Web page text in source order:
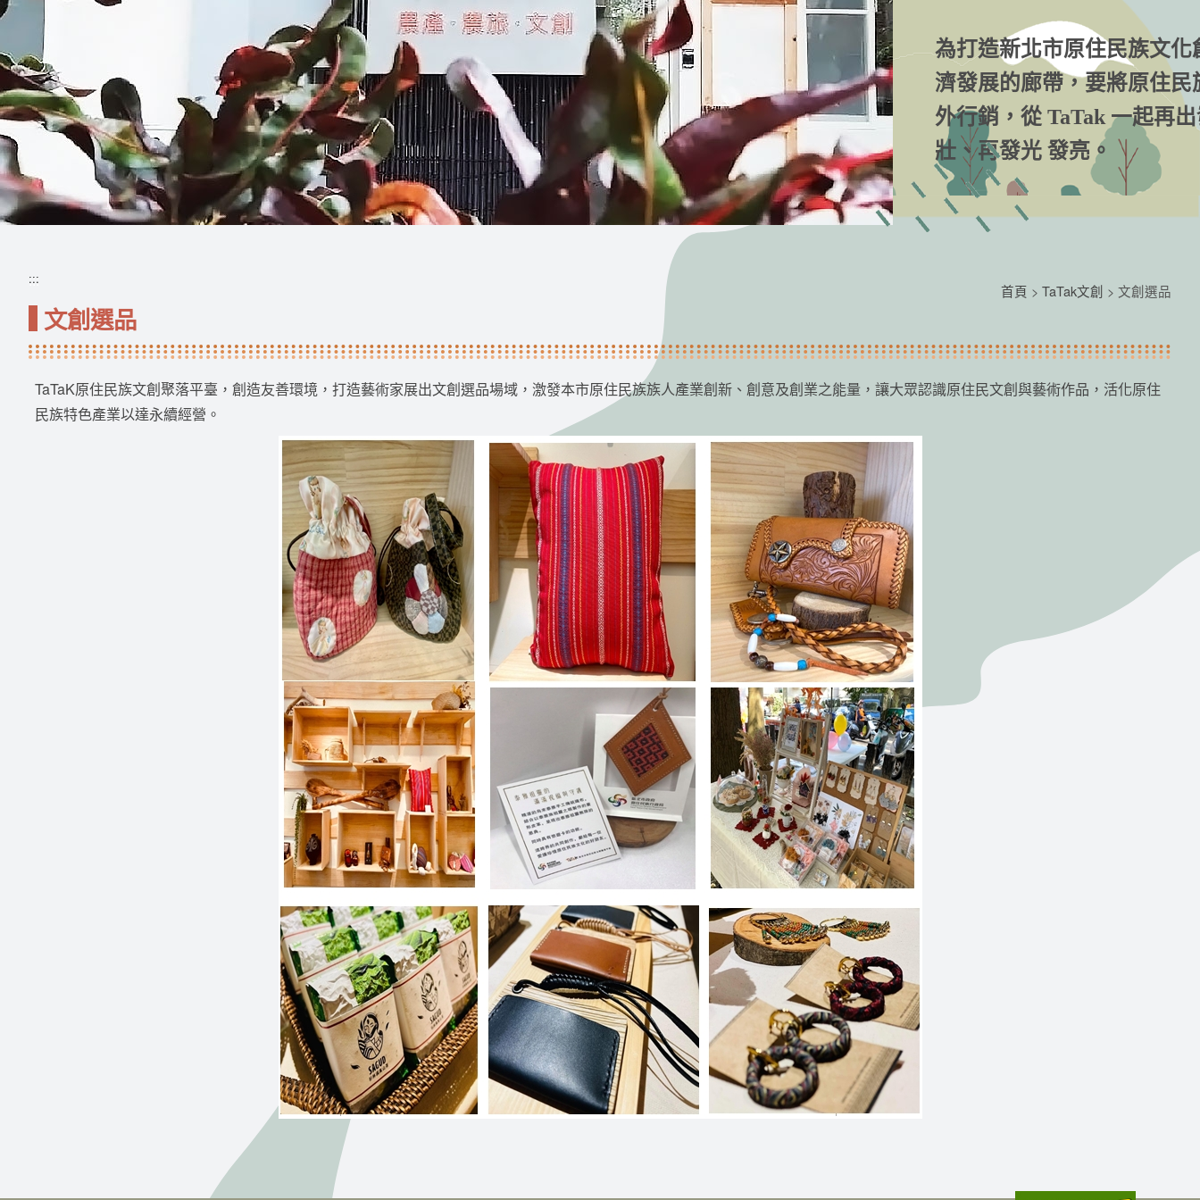
為打造新北市原住民族文化
濟發展的廊帶，要將原住民
外行銷，從 TaTak 一起再
壯、再發光 發亮。
:::
:::
文創選品
首頁 > TaTak文創 > 文創選品
TaTaK原住民族文創聚落平臺，創造友善環境，打造藝術家展出文創選品場域，激發本市原住民族族人產業創新、創意及創業之能量，讓大眾認識原住民文創與藝術作品，活化原住
民族特色產業以達永續經營。